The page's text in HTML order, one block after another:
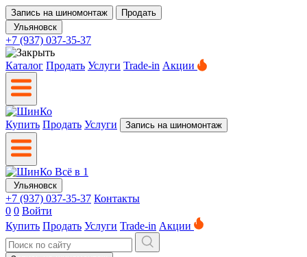
Запись на шиномонтаж
Продать
Ульяновск
+7 (937) 037-35-37
Каталог Продать Услуги Trade-in Акции
Купить Продать Услуги Запись на шиномонтаж
Ульяновск
+7 (937) 037-35-37 Контакты
0 0 Войти
Купить Продать Услуги Trade-in Акции